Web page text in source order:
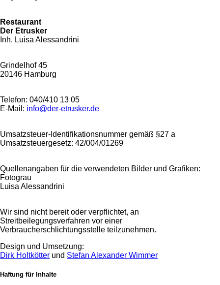
Restaurant
Der Etrusker
Inh. Luisa Alessandrini
Grindelhof 45
20146 Hamburg
Telefon: 040/410 13 05
E-Mail: info@der-etrusker.de
Umsatzsteuer-Identifikationsnummer gemäß §27 a
Umsatzsteuergesetz: 42/004/01269
Quellenangaben für die verwendeten Bilder und Grafiken:
Fotograu
Luisa Alessandrini
Wir sind nicht bereit oder verpflichtet, an
Streitbeilegungsverfahren vor einer
Verbraucherschlichtungsstelle teilzunehmen.
Design und Umsetzung:
Dirk Holtkötter und Stefan Alexander Wimmer
Haftung für Inhalte